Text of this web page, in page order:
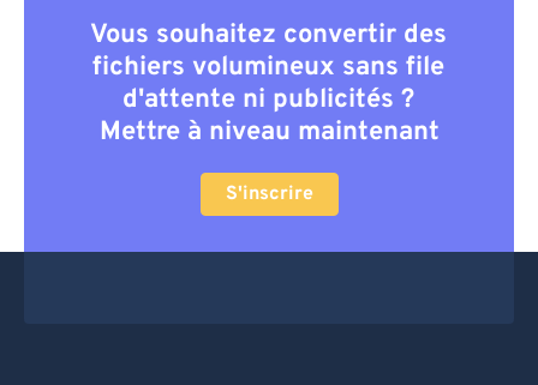
Vous souhaitez convertir des
fichiers volumineux sans file
d'attente ni publicités ?
Mettre à niveau maintenant
S'inscrire